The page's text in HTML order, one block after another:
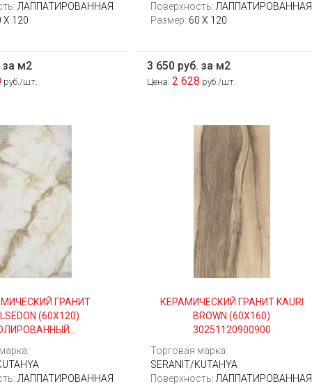
ЛАППАТИРОВАННАЯ
X 120
за м2
руб./шт.
Поверхность: ЛАППАТИРОВАННАЯ
Размер: 60 X 120
3 650 руб. за м2
Цена: 2 628 руб./шт.
ГРАНИТ
(60Х120)
ЛАППАТИРОВАННАЯ
КЕРАМИЧЕСКИЙ ГРАНИТ KAURI
BROWN (60Х160)
30251120900900
Торговая марка:
SERANIT/KUTAHYA
Поверхность: ЛАППАТИРОВАННАЯ